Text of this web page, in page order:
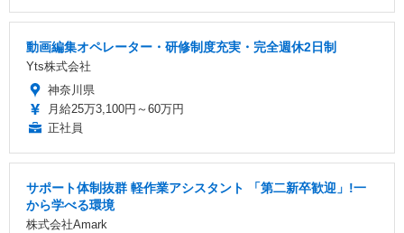
動画編集オペレーター・研修制度充実・完全週休2日制
Yts株式会社
神奈川県
月給25万3,100円～60万円
正社員
サポート体制抜群 軽作業アシスタント 「第二新卒歓迎」!一
から学べる環境
株式会社Amark